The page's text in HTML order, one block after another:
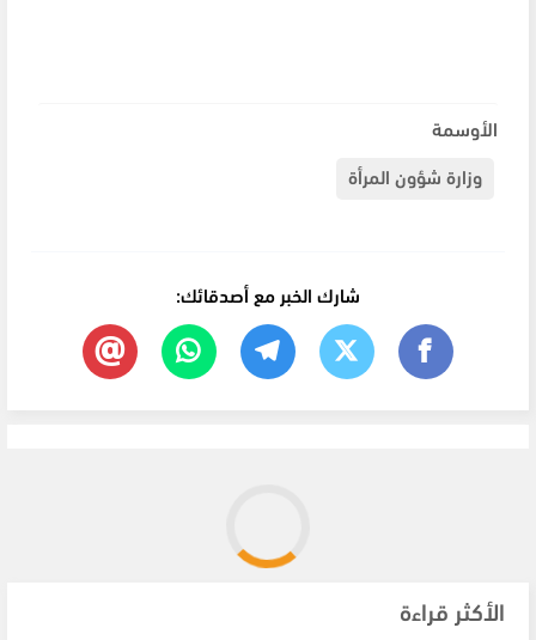
الأوسمة
وزارة شؤون المرأة
شارك الخبر مع أصدقائك:
الأكثر قراءة